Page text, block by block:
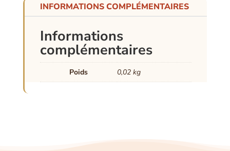
INFORMATIONS COMPLÉMENTAIRES
Informations
complémentaires
Poids 0,02 kg